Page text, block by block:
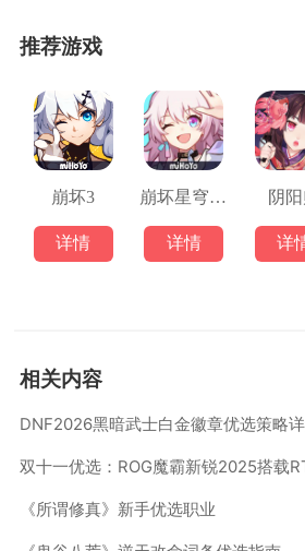
推荐游戏
崩坏3
详情
崩坏星穹铁道
详情
阴
详
相关内容
DNF2026黑暗武士白金徽章优选策略
双十一优选：ROG魔霸新锐2025搭载
《所谓修真》新手优选职业